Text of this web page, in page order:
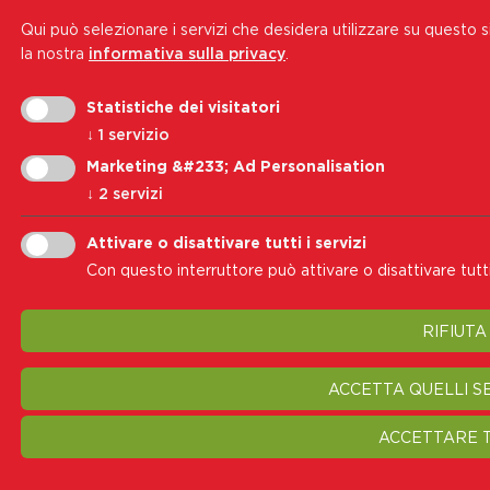
Qui può selezionare i servizi che desidera utilizzare su questo
la nostra informativa sulla privacy
Statistiche dei visitatori
↓ 1 servizio
Marketing &#233; Ad Personalisation
↓ 2 servizi
Attivare o disattivare tutti i servizi
Con questo interruttore può attivare o disattivare
RIFIUTA
ACCETTA QUELLI
ACCETTARE